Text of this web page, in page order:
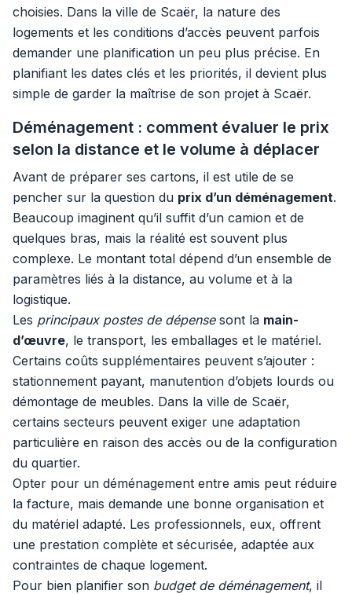
choisies. Dans la ville de Scaër, la nature des
logements et les conditions d’accès peuvent parfois
demander une planification un peu plus précise. En
planifiant les dates clés et les priorités, il devient plus
simple de garder la maîtrise de son projet à Scaër.
Déménagement : comment évaluer le prix
selon la distance et le volume à déplacer
Avant de préparer ses cartons, il est utile de se
pencher sur la question du prix d’un déménagement.
Beaucoup imaginent qu’il suffit d’un camion et de
quelques bras, mais la réalité est souvent plus
complexe. Le montant total dépend d’un ensemble de
paramètres liés à la distance, au volume et à la
logistique.
Les principaux postes de dépensesont la main-
d’œuvre, le transport, les emballages et le matériel.
Certains coûts supplémentaires peuvent s’ajouter :
stationnement payant, manutention d’objets lourds ou
démontage de meubles. Dans la ville de Scaër,
certains secteurs peuvent exiger une adaptation
particulière en raison des accès ou de la configuration
du quartier.
Opter pour un déménagement entre amis peut réduire
la facture, mais demande une bonne organisation et
du matériel adapté. Les professionnels, eux, offrent
une prestation complète et sécurisée, adaptée aux
contraintes de chaque logement.
Pour bien planifier son budget de déménagement, il